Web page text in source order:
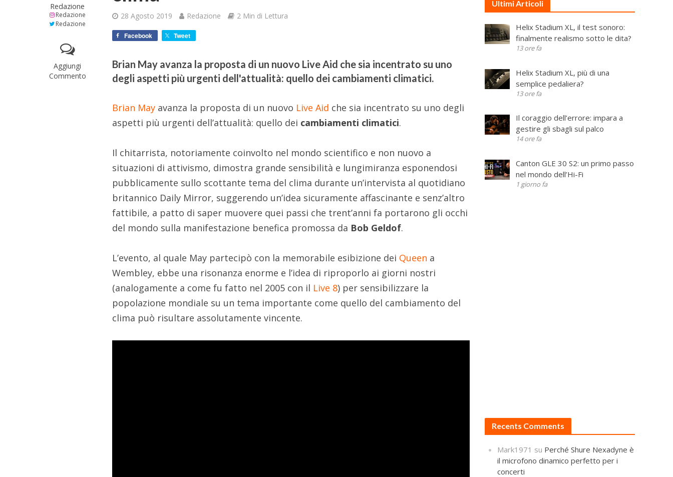
Redazione
Redazione
Redazione
Aggiungi
Commento
28 Agosto 2019 Redazione 2 Min di Lettura
Facebook Tweet
Brian May avanza la proposta di un nuovo Live Aid che sia incentrato su uno
degli aspetti più urgenti dell'attualità: quello dei cambiamenti climatici.
Brian May avanza la proposta di un nuovo Live Aid che sia incentrato su uno degli
aspetti più urgenti dell’attualità: quello dei cambiamenti climatici.
Il chitarrista, notoriamente coinvolto nel mondo scientifico e non nuovo a
situazioni di attivismo, dimostra grande sensibilità e lungimiranza esponendosi
pubblicamente sullo scottante tema del clima durante un’intervista al quotidiano
britannico Daily Mirror, suggerendo un’idea sicuramente affascinante e senz’altro
fattibile, a patto di saper muovere quei passi che trent’anni fa portarono gli occhi
del mondo sulla manifestazione benefica promossa da Bob Geldof.
L’evento, al quale May partecipò con la memorabile esibizione dei Queen a
Wembley, ebbe una risonanza enorme e l’idea di riproporlo ai giorni nostri
(analogamente a come fu fatto nel 2005 con il Live 8) per sensibilizzare la
popolazione mondiale su un tema importante come quello del cambiamento del
clima può risultare assolutamente vincente.
Ultimi Articoli
Helix Stadium XL, il test sonoro:
finalmente realismo sotto le dita?
13 ore fa
Helix Stadium XL, più di una
semplice pedaliera?
13 ore fa
Il coraggio dell’errore: impara a
gestire gli sbagli sul palco
14 ore fa
Canton GLE 30 S2: un primo passo
nel mondo dell’Hi-Fi
1 giorno fa
Recents Comments
Mark1971 su Perché Shure Nexadyne è
il microfono dinamico perfetto per i
concerti